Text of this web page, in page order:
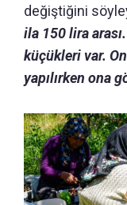
değiştiğini
ila 150 lira
küçükleri var.
yapılırken ona